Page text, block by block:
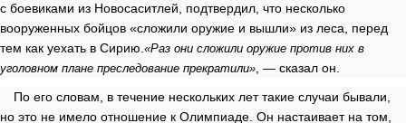
с боевиками из Новосаситлей, подтвердил, что несколько
вооруженных бойцов «сложили оружие и вышли» из леса, перед
тем как уехать в Сирию. «Раз они сложили оружие против них в
уголовном плане преследование прекратили» , — сказал он.
По его словам, в течение нескольких лет такие случаи бывали,
но это не имело отношение к Олимпиаде. Он настаивает на том,